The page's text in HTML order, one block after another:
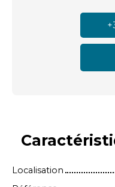
Localisation